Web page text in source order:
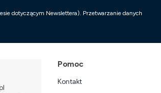
dotyczącym Newslettera). Przetwarzanie danych
Linki w stopce
Pomoc
Kontakt